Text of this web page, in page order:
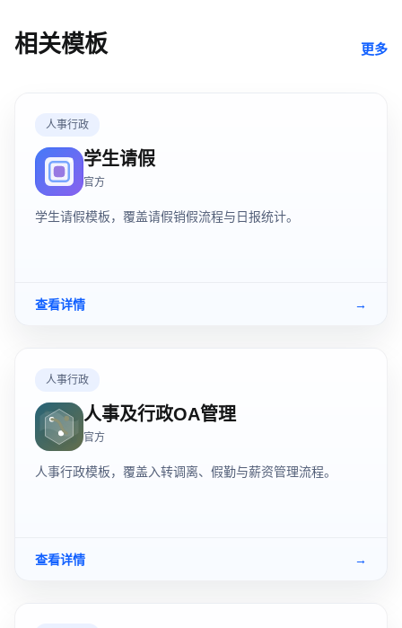
相关模板 更多
人事行政
学生请假
官方
学生请假模板，覆盖请假销假流程与日报统计。
查看详情 →
人事行政
人事及行政OA管理
官方
人事行政模板，覆盖入转调离、假勤与薪资管理流程。
查看详情 →